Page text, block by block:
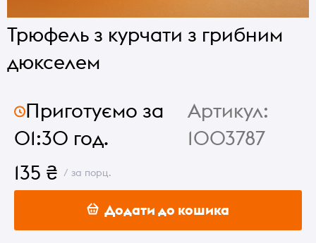
Трюфель з курчати з грибним
дюкселем
Приготуємо за
01:30 год.
Артикул:
1003787
135 ₴ / за порц.
Додати до кошика